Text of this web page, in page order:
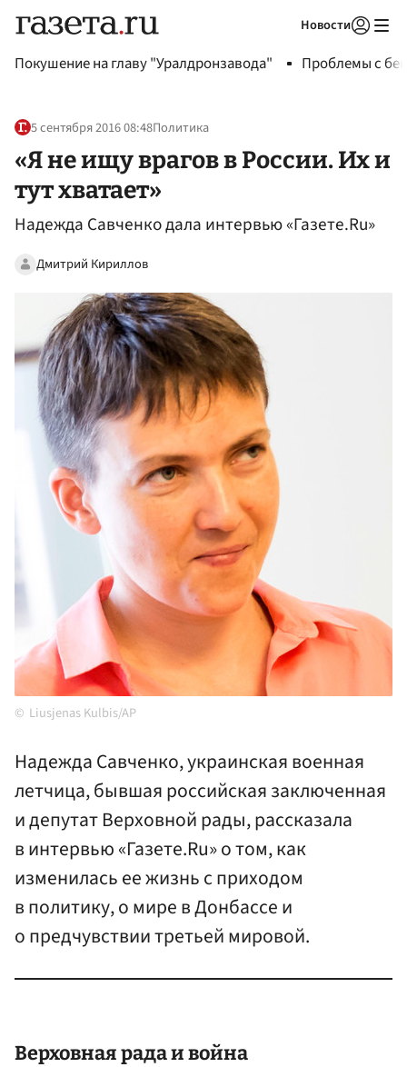
Новости
Покушение на главу "Уралдронзавода" Проблемы с
5 сентября 2016 08:48Политика
«Я не ищу врагов в России. Их и
тут хватает»
Надежда Савченко дала интервью «Газете.Ru»
Дмитрий Кириллов
Liusjenas Kulbis/AP
Надежда Савченко, украинская военная
летчица, бывшая российская заключенная
и депутат Верховной рады, рассказала
в интервью «Газете.Ru» о том, как
изменилась ее жизнь с приходом
в политику, о мире в Донбассе и
о предчувствии третьей мировой.
Верховная рада и война